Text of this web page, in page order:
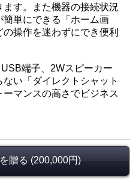
す。また機器の接続状況
単にできる「ホーム画
操作を迷わずにでき便利
端子、2Wスピーカー
い「ダイレクトシャット
マンスの高さでビジネス
贈る (200,000円)